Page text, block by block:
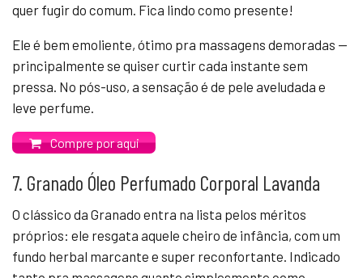
quer fugir do comum. Fica lindo como presente!
Ele é bem emoliente, ótimo pra massagens demoradas —
principalmente se quiser curtir cada instante sem
pressa. No pós-uso, a sensação é de pele aveludada e
leve perfume.
Compre por aqui
7. Granado Óleo Perfumado Corporal Lavanda
O clássico da Granado entra na lista pelos méritos
próprios: ele resgata aquele cheiro de infância, com um
fundo herbal marcante e super reconfortante. Indicado